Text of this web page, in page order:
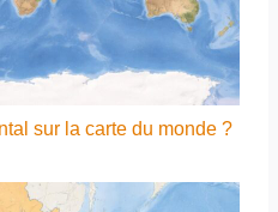
sur la carte du monde ?